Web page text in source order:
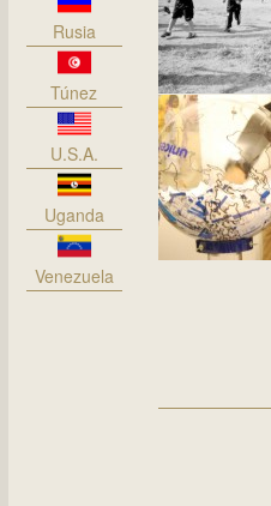
Rusia
Túnez
U.S.A.
Uganda
Venezuela